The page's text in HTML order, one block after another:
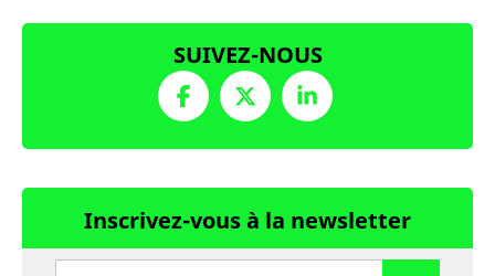
SUIVEZ-NOUS
Inscrivez-vous à la newsletter